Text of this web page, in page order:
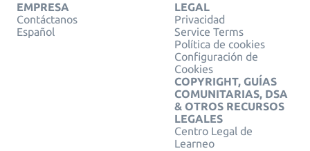
EMPRESA
Contáctanos
Español
LEGAL
Privacidad
Service Terms
Política de cookies
Configuración de
Cookies
COPYRIGHT, GUÍAS
COMUNITARIAS, DSA
& OTROS RECURSOS
LEGALES
Centro Legal de
Learneo